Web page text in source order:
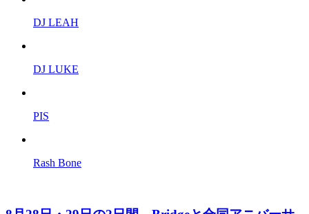
DJ LEAH
DJ LUKE
PIS
Rash Bone